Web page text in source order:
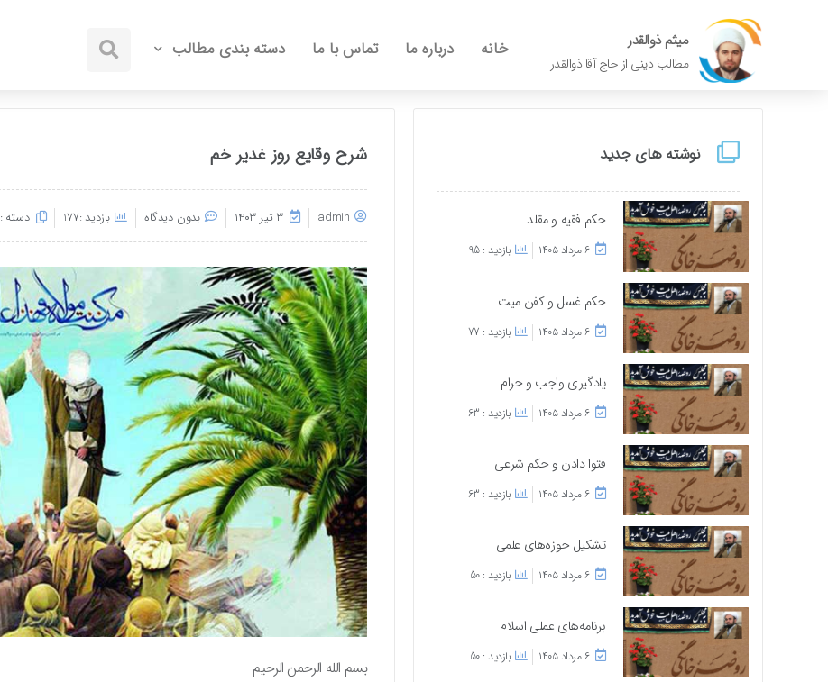
میثم ذوالقدر
مطالب دینی از حاج آقا ذوالقدر
خانه درباره ما تماس با ما دسته بندی مطالب
نوشته های جدید
حکم فقیه و مقلد
۶ مرداد ۱۴۰۵ بازدید : 95
حکم غسل و کفن میت
۶ مرداد ۱۴۰۵ بازدید : 77
یادگیری واجب و حرام
۶ مرداد ۱۴۰۵ بازدید : 63
فتوا دادن و حکم شرعی
۶ مرداد ۱۴۰۵ بازدید : 63
تشکیل حوزه‌های علمی
۶ مرداد ۱۴۰۵ بازدید : 50
برنامه‌های عملی اسلام
۶ مرداد ۱۴۰۵ بازدید : 50
شرح وقایع روز غدیر خم
admin ۳ تیر ۱۴۰۳ بدون دیدگاه بازدید :177 دسته :
بسم الله الرحمن الرحیم